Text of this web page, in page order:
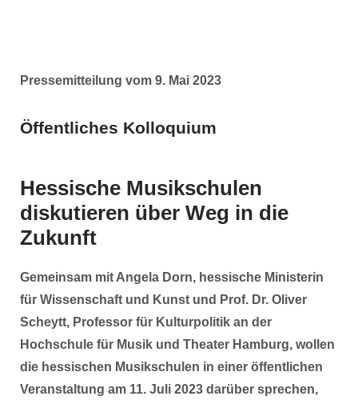
Pressemitteilung vom 9. Mai 2023
Öffentliches Kolloquium
Hessische Musikschulen
diskutieren über Weg in die
Zukunft
Gemeinsam mit Angela Dorn, hessische Ministerin
für Wissenschaft und Kunst und Prof. Dr. Oliver
Scheytt, Professor für Kulturpolitik an der
Hochschule für Musik und Theater Hamburg, wollen
die hessischen Musikschulen in einer öffentlichen
Veranstaltung am 11. Juli 2023 darüber sprechen,